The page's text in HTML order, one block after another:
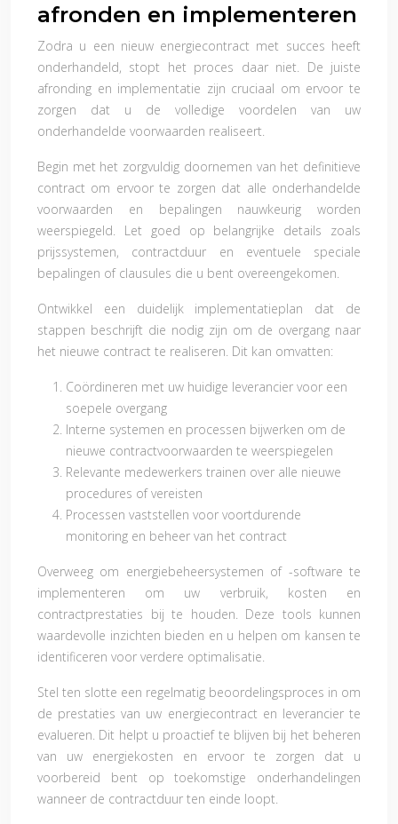
afronden en implementeren
Zodra u een nieuw energiecontract met succes heeft
onderhandeld, stopt het proces daar niet. De juiste
afronding en implementatie zijn cruciaal om ervoor te
zorgen dat u de volledige voordelen van uw
onderhandelde voorwaarden realiseert.
Begin met het zorgvuldig doornemen van het definitieve
contract om ervoor te zorgen dat alle onderhandelde
voorwaarden en bepalingen nauwkeurig worden
weerspiegeld. Let goed op belangrijke details zoals
prijssystemen, contractduur en eventuele speciale
bepalingen of clausules die u bent overeengekomen.
Ontwikkel een duidelijk implementatieplan dat de
stappen beschrijft die nodig zijn om de overgang naar
het nieuwe contract te realiseren. Dit kan omvatten:
Coördineren met uw huidige leverancier voor een
soepele overgang
Interne systemen en processen bijwerken om de
nieuwe contractvoorwaarden te weerspiegelen
Relevante medewerkers trainen over alle nieuwe
procedures of vereisten
Processen vaststellen voor voortdurende
monitoring en beheer van het contract
Overweeg om energiebeheersystemen of -software te
implementeren om uw verbruik, kosten en
contractprestaties bij te houden. Deze tools kunnen
waardevolle inzichten bieden en u helpen om kansen te
identificeren voor verdere optimalisatie.
Stel ten slotte een regelmatig beoordelingsproces in om
de prestaties van uw energiecontract en leverancier te
evalueren. Dit helpt u proactief te blijven bij het beheren
van uw energiekosten en ervoor te zorgen dat u
voorbereid bent op toekomstige onderhandelingen
wanneer de contractduur ten einde loopt.